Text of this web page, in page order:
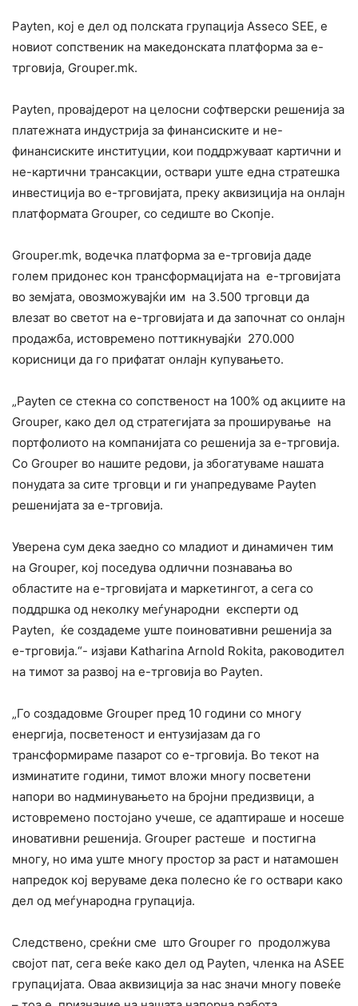
Payten, кој е дел од полската групација Asseco SEE, е
новиот сопственик на македонската платформа за е-
трговија, Grouper.mk.
Payten, провајдерот на целосни софтверски решенија за
платежната индустрија за финансиските и не-
финансиските институции, кои поддржуваат картични и
не-картични трансакции, оствари уште една стратешка
инвестиција во е-трговијата, преку аквизиција на онлајн
платформата Grouper, со седиште во Скопје.
Grouper.mk, водечка платформа за е-трговија даде
голем придонес кон трансформацијата на е-трговијата
во земјата, овозможувајќи им на 3.500 трговци да
влезат во светот на е-трговијата и да започнат со онлајн
продажба, истовремено поттикнувајќи 270.000
корисници да го прифатат онлајн купувањето.
„Payten се стекна со сопственост на 100% од акциите на
Grouper, како дел од стратегијата за проширување на
портфолиото на компанијата со решенија за е-трговија.
Со Grouper во нашите редови, ја збогатуваме нашата
понудата за сите трговци и ги унапредуваме Payten
решенијата за е-трговија.
Уверена сум дека заедно со младиот и динамичен тим
на Grouper, кој поседува одлични познавања во
областите на е-трговијата и маркетингот, а сега со
поддршка од неколку меѓународни експерти од
Payten, ќе создадеме уште поиновативни решенија за
е-трговија.“- изјави Katharina Arnold Rokita, раководител
на тимот за развој на е-трговија во Payten.
„Го создадовме Grouper пред 10 години со многу
енергија, посветеност и ентузијазам да го
трансформираме пазарот со е-трговија. Во текот на
изминатите години, тимот вложи многу посветени
напори во надминувањето на бројни предизвици, а
истовремено постојано учеше, се адаптираше и носеше
иновативни решенија. Grouper растеше и постигна
многу, но има уште многу простор за раст и натамошен
напредок кој веруваме дека полесно ќе го оствари како
дел од меѓународна групација.
Следствено, среќни сме што Grouper го продолжува
својот пат, сега веќе како дел од Payten, членка на ASEE
групацијата. Оваа аквизиција за нас значи многу повеќе